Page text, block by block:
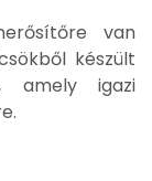
van
készült
amely igazi